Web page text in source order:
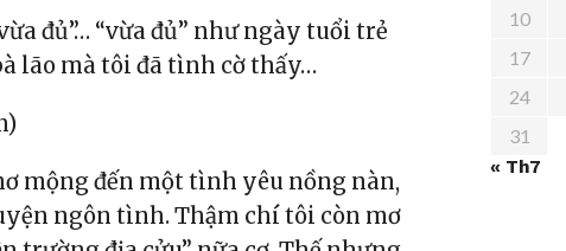
đủ”… “vừa đủ” như ngày tuổi trẻ
lão mà tôi đã tình cờ thấy…
mộng đến một tình yêu nồng nàn,
ngôn tình. Thậm chí tôi còn mơ
10
17
24
31
« Th7